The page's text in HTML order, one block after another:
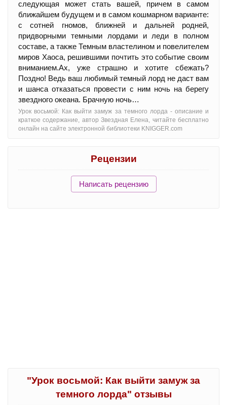
следующая может стать вашей, причем в самом
ближайшем будущем и в самом кошмарном варианте:
с сотней гномов, ближней и дальней родней,
придворными темными лордами и леди в полном
составе, а также Темным властелином и повелителем
миров Хаоса, решившими почтить это событие своим
вниманием.Ах, уже страшно и хотите сбежать?
Поздно! Ведь ваш любимый темный лорд не даст вам
и шанса отказаться провести с ним ночь на берегу
звездного океана. Брачную ночь…
Урок восьмой: Как выйти замуж за темного лорда - oписание и
краткое содержание, автор Звездная Елена, читайте бесплатно
онлайн на сайте электронной библиотеки KNIGGER.com
Рецензии
Написать рецензию
"Урок восьмой: Как выйти замуж за
темного лорда" отзывы